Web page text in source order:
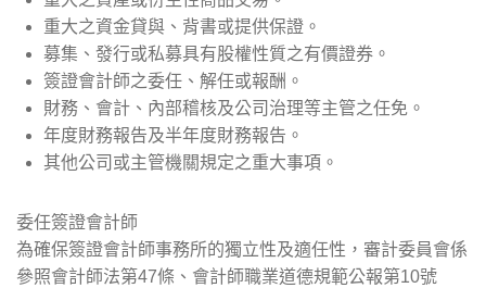
重大之資金貸與、背書或提供保證。
募集、發行或私募具有股權性質之有價證券。
簽證會計師之委任、解任或報酬。
財務、會計、內部稽核及公司治理等主管之任免。
年度財務報告及半年度財務報告。
其他公司或主管機關規定之重大事項。
委任簽證會計師
為確保簽證會計師事務所的獨立性及適任性，審計委員會係
參照會計師法第47條、會計師職業道德規範公報第10號